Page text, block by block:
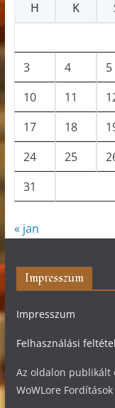
H
K
3
4 5
10
11
17
18
24
25
31
« jan
Impresszum
Impresszum
Felhasználási
Az oldalon publikált
WoWLore